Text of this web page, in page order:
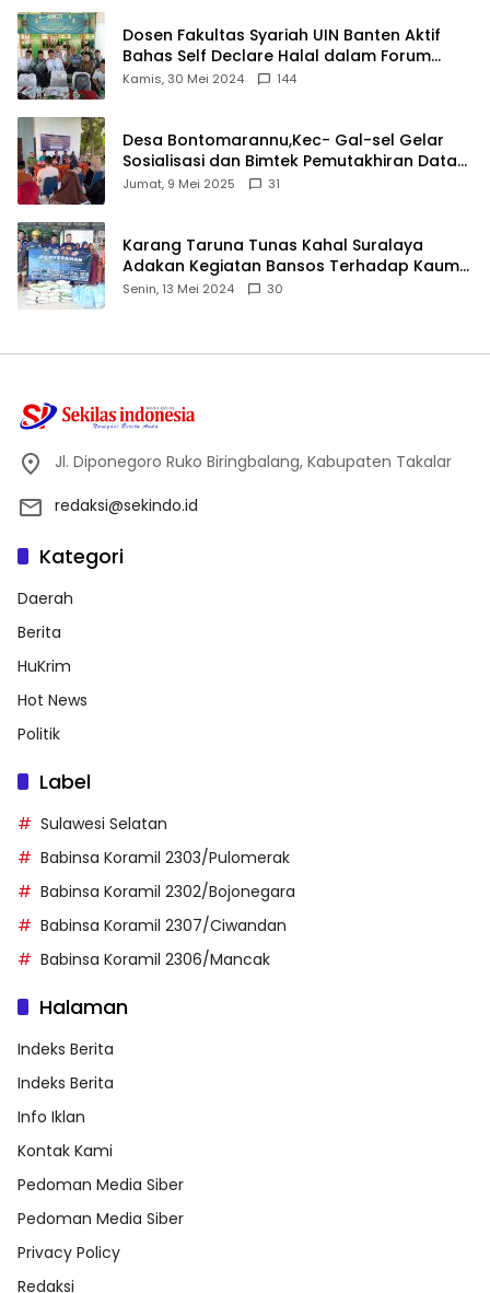
Dosen Fakultas Syariah UIN Banten Aktif
Bahas Self Declare Halal dalam Forum
Ijtima Ulama MUI
Kamis, 30 Mei 2024 144
Desa Bontomarannu,Kec- Gal-sel Gelar
Sosialisasi dan Bimtek Pemutakhiran Data
ID
Jumat, 9 Mei 2025 31
Karang Taruna Tunas Kahal Suralaya
Adakan Kegiatan Bansos Terhadap Kaum
Dhuafa dan Anak Yatim-Piatu
Senin, 13 Mei 2024 30
Jl. Diponegoro Ruko Biringbalang, Kabupaten Takalar
redaksi@sekindo.id
Kategori
Daerah
Berita
HuKrim
Hot News
Politik
Label
Sulawesi Selatan
Babinsa Koramil 2303/Pulomerak
Babinsa Koramil 2302/Bojonegara
Babinsa Koramil 2307/Ciwandan
Babinsa Koramil 2306/Mancak
Halaman
Indeks Berita
Indeks Berita
Info Iklan
Kontak Kami
Pedoman Media Siber
Pedoman Media Siber
Privacy Policy
Redaksi